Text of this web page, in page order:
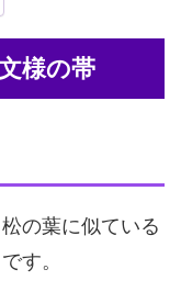
様の帯
の葉に似ている
す。